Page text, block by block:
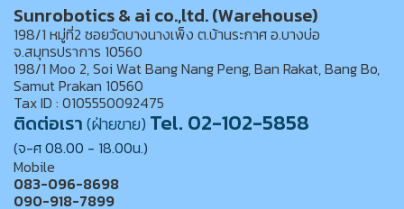
Sunrobotics & ai co.,ltd. (Warehouse)
198/1 หมู่ที่2 ซอยวัดบางนางเพ็ง ต.บ้านระกาศ อ.บางบ่อ
จ.สมุทรปราการ 10560
198/1 Moo 2, Soi Wat Bang Nang Peng, Ban Rakat, Bang Bo,
Samut Prakan 10560
Tax ID : 0105550092475
ติดต่อเรา(ฝ่ายขาย) Tel. 02-102-5858
(จ-ศ 08.00 - 18.00น.)
Mobile
083-096-8698
090-918-7899